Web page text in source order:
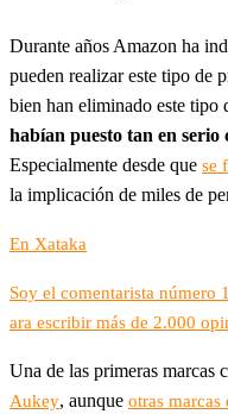
Durante años Amazon ha
pueden realizar este tipo de
bien han eliminado este tipo
habían puesto tan en serio
Especialmente desde que se
la implicación de miles de
En Xataka
Soy el comentarista número
ara escribir más de 2.000
Una de las primeras marcas
Aukey, aunque otras marcas